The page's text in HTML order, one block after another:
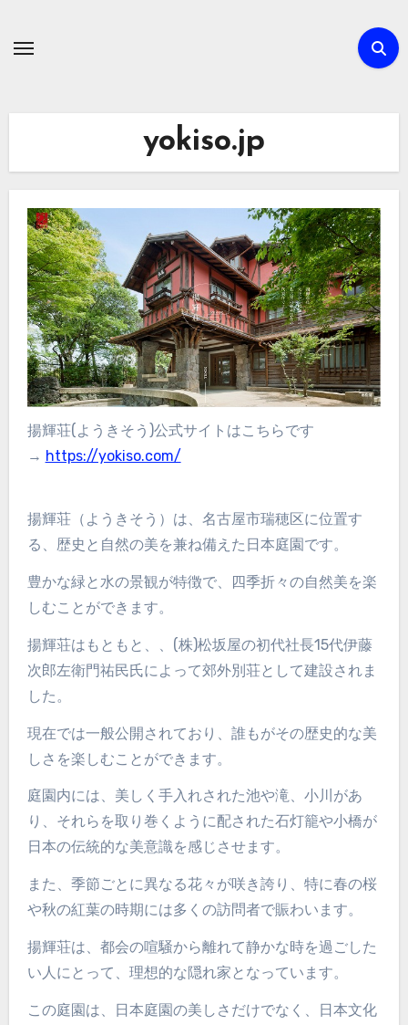
yokiso.jp
揚輝荘(ようきそう)公式サイトはこちらです
→ https://yokiso.com/
揚輝荘（ようきそう）は、名古屋市瑞穂区に位置す
る、歴史と自然の美を兼ね備えた日本庭園です。
豊かな緑と水の景観が特徴で、四季折々の自然美を楽
しむことができます。
揚輝荘はもともと、、(株)松坂屋の初代社長15代伊藤
次郎左衛門祐民氏によって郊外別荘として建設されま
した。
現在では一般公開されており、誰もがその歴史的な美
しさを楽しむことができます。
庭園内には、美しく手入れされた池や滝、小川があ
り、それらを取り巻くように配された石灯籠や小橋が
日本の伝統的な美意識を感じさせます。
また、季節ごとに異なる花々が咲き誇り、特に春の桜
や秋の紅葉の時期には多くの訪問者で賑わいます。
揚輝荘は、都会の喧騒から離れて静かな時を過ごした
い人にとって、理想的な隠れ家となっています。
この庭園は、日本庭園の美しさだけでなく、日本文化